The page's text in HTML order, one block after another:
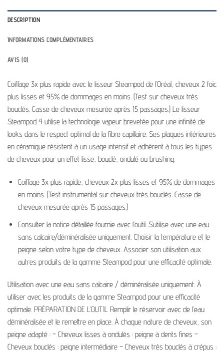
DESCRIPTION
INFORMATIONS COMPLÉMENTAIRES
AVIS (0)
Coiffage 3x plus rapide avec le lisseur Steampod de l’Oréal, cheveux 2 foic
plus lisses et 95% de dommages en moins. (Test sur cheveux très
bouclés. Casse de cheveux mesurée après 15 passages.) Le lisseur
Steampod 4 utilise la technologie vapeur brevetée pour une infinité de
looks dans le respect optimal de la fibre capillaire. Ses plaques intérieures
en céramique résistent à un usage intensif et adhèrent à tous les types
de cheveux pour un effet lisse, bouclé, ondulé ou brushing.
Coiffage 3x plus rapide, cheveux 2x plus lisses et 95% de dommages
en moins. (Test instrumental sur cheveux très bouclés. Casse de
cheveux mesurée après 15 passages.)
Consulter la notice détaillée fournie avec l’outil. S’utilise avec une eau
sans calcaire/déminéralisée uniquement. Choisir la température et le
peigne selon votre type de cheveux. Associer son utilisation aux
autres produits de la gamme Steampod pour une efficacité optimale.
Utilisation avec une eau sans calcaire / déminéralisée uniquement. À
utiliser avec les produits de la gamme Steampod pour une efficacité
optimale. PRÉPARATION DE L’OUTIL Remplir le réservoir avec de l’eau
déminéralisée et le remettre en place. À chaque nature de cheveux, son
peigne adapté : – Cheveux lisses à ondulés : peigne à dents fines –
Cheveux bouclés : peigne intermédiaire – Cheveux très bouclés à crépus :